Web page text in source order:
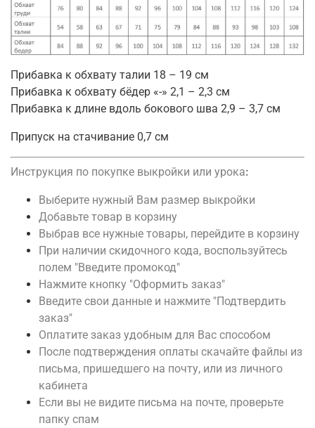
Прибавка к обхвату талии 18 – 19 см
Прибавка к обхвату бёдер «-» 2,1 – 2,3 см
Прибавка к длине вдоль бокового шва 2,9 – 3,7 см
Припуск на стачивание 0,7 см
Инструкция по покупке выкройки или урока:
Выберите нужный Вам размер выкройки
Добавьте товар в корзину
Выбрав все нужные товары, перейдите в корзину
При наличии скидочного кода, воспользуйтесь
полем "Введите промокод"
Нажмите кнопку "Оформить заказ"
Введите свои данные и нажмите "Подтвердить
заказ"
Оплатите заказ удобным для Вас способом
После подтверждения оплаты скачайте файлы из
письма, пришедшего на почту, или из личного
кабинета
Если вы не видите письма на почте, проверьте
папку спам